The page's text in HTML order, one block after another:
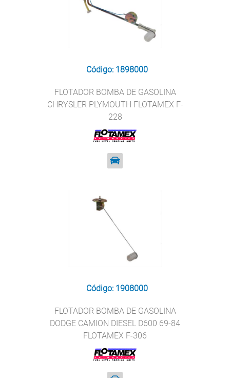
Código: 1898000
FLOTADOR BOMBA DE GASOLINA
CHRYSLER PLYMOUTH FLOTAMEX F-
228
Código: 1908000
FLOTADOR BOMBA DE GASOLINA
DODGE CAMION DIESEL D600 69-84
FLOTAMEX F-306